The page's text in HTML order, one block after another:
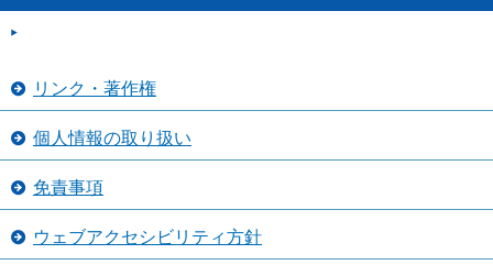
リンク・著作権
個人情報の取り扱い
免責事項
ウェブアクセシビリティ方針